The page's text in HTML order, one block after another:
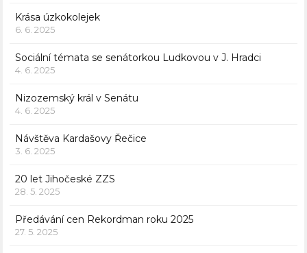
Krása úzkokolejek
6. 6. 2025
Sociální témata se senátorkou Ludkovou v J. Hradci
4. 6. 2025
Nizozemský král v Senátu
4. 6. 2025
Návštěva Kardašovy Řečice
3. 6. 2025
20 let Jihočeské ZZS
28. 5. 2025
Předávání cen Rekordman roku 2025
27. 5. 2025